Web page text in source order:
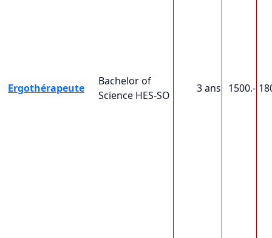
Ergothérapeute
Bachelor of
Science HES-SO
3 ans 1500.-